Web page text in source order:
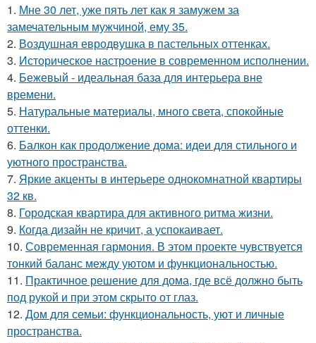
1. Мне 30 лет, уже пять лет как я замужем за
замечательным мужчиной, ему 35.
2. Воздушная евродвушка в пастельных оттенках.
3. Историческое настроение в современном исполнении.
4. Бежевый - идеальная база для интерьера вне
времени.
5. Натуральные материалы, много света, спокойные
оттенки.
6. Балкон как продолжение дома: идеи для стильного и
уютного пространства.
7. Яркие акценты в интерьере однокомнатной квартиры
32 кв.
8. Городская квартира для активного ритма жизни.
9. Когда дизайн не кричит, а успокаивает.
10. Современная гармония. В этом проекте чувствуется
тонкий баланс между уютом и функциональностью.
11. Практичное решение для дома, где всё должно быть
под рукой и при этом скрыто от глаз.
12. Дом для семьи: функциональность, уют и личные
пространства.